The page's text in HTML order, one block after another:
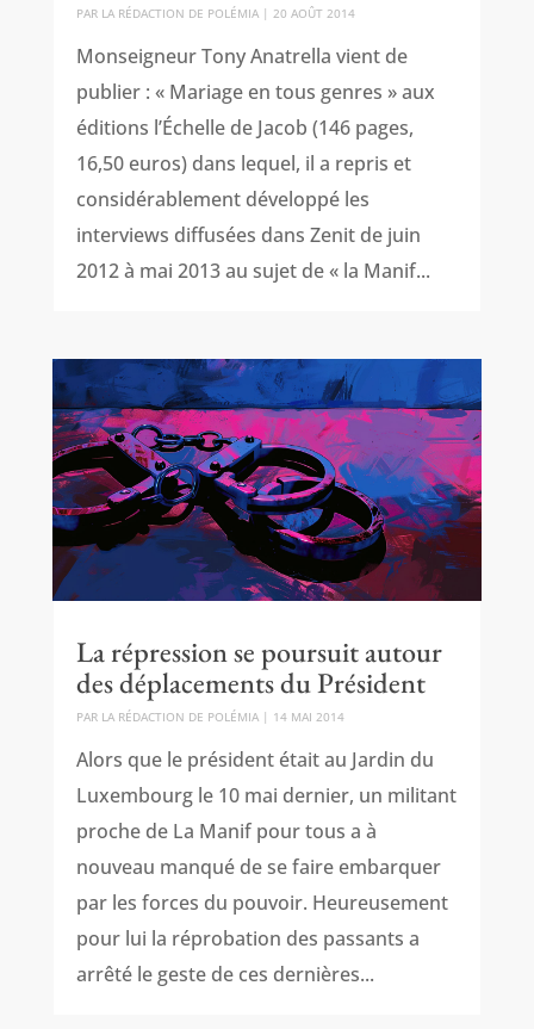
PAR LA RÉDACTION DE POLÉMIA| 20 AOÛT 2014
Monseigneur Tony Anatrella vient de
publier : « Mariage en tous genres » aux
éditions l’Échelle de Jacob (146 pages,
16,50 euros) dans lequel, il a repris et
considérablement développé les
interviews diffusées dans Zenit de juin
2012 à mai 2013 au sujet de « la Manif...
La répression se poursuit autour
des déplacements du Président
PAR LA RÉDACTION DE POLÉMIA| 14 MAI 2014
Alors que le président était au Jardin du
Luxembourg le 10 mai dernier, un militant
proche de La Manif pour tous a à
nouveau manqué de se faire embarquer
par les forces du pouvoir. Heureusement
pour lui la réprobation des passants a
arrêté le geste de ces dernières...